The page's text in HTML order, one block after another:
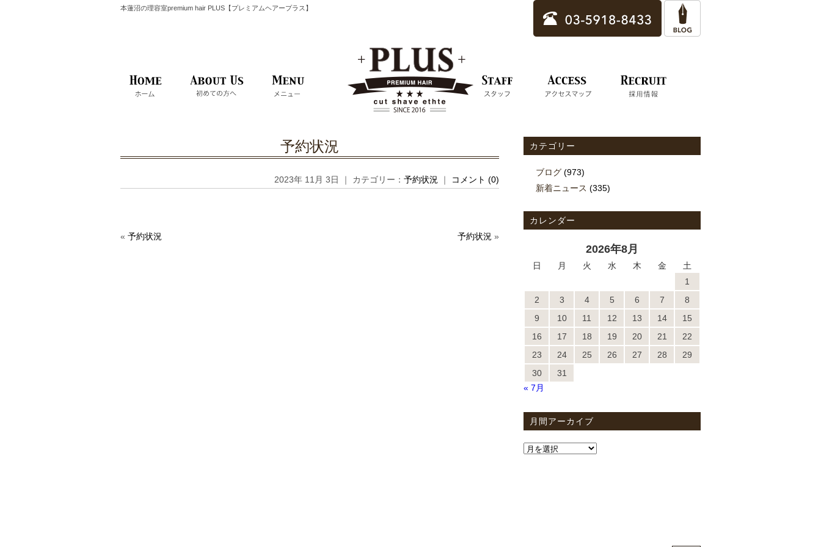
本蓮沼の理容室premium hair PLUS【プレミアムヘアープラス】
予約状況
2023年 11月 3日 ｜ カテゴリー： 予約状況 ｜ コメント (0)
« 予約状況 予約状況 »
カテゴリー
ブログ (973)
新着ニュース (335)
カレンダー
2026年8月
日 月 火 水 木 金
土
1
2
3 4 5 6 7
8
9
10 11 12 13 14
15
16
17 18 19 20 21
22
23
24 25 26 27 28
29
30
31
« 7月
月間アーカイブ